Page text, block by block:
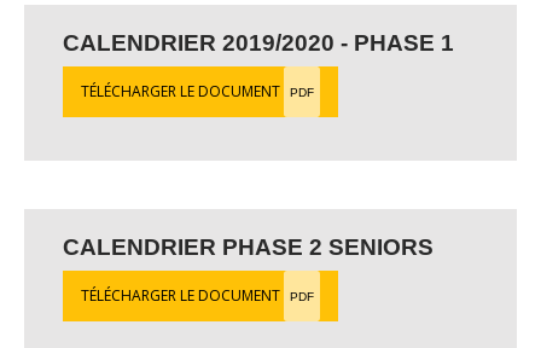
CALENDRIER 2019/2020 - PHASE 1
TÉLÉCHARGER LE DOCUMENT PDF
CALENDRIER PHASE 2 SENIORS
TÉLÉCHARGER LE DOCUMENT PDF